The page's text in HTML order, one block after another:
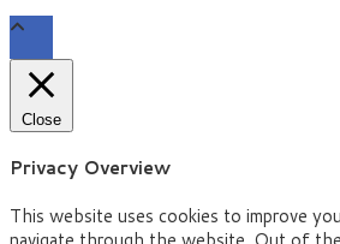
Close
Privacy Overview
This website uses cookies to improve